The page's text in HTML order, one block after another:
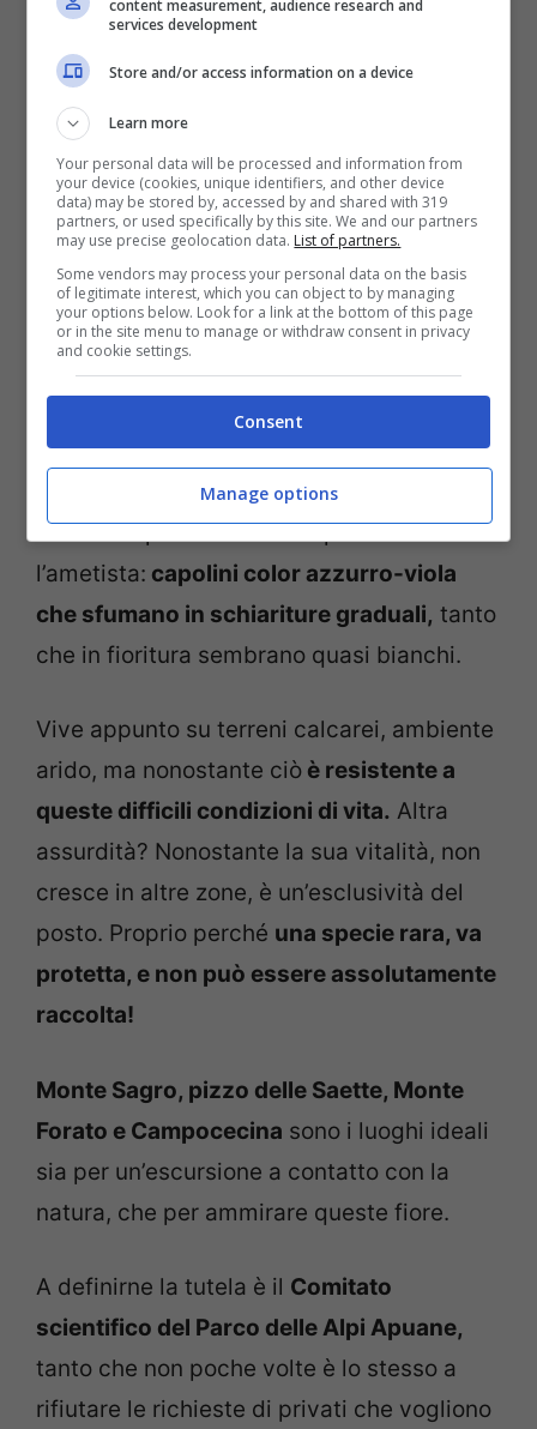
ViaggiNews.com
Il gioiello in questione è una
erbacea tipica delle Alpi Apuane.
nome scientifico è Globularia incanescens,
ma è nota comeVedovella delle Apuane.
Appartiene allaPlantaginaceae,ed è una
meraviglia esclusiva di questo luogo. Fiore
apprezzato dagli appassionati di trekking
e giardinaggio, può solo essere ammirato.
Si mostra come un fiore dal fusto corto e
legnoso con rametti erbacei ascendenti.
Ma sono i petali ad essere preziosi come
l’ametista: capolini color azzurro-viola
che sfumano in schiariture graduali, tanto
che in fioritura sembrano quasi bianchi.
Vive appunto su terreni calcarei, ambiente
arido, ma nonostante ciò è resistente a
queste difficili condizioni di vita. Altra
assurdità? Nonostante la sua vitalità, non
cresce in altre zone, è un’esclusività del
posto. Proprio perché una specie rara, va
protetta, e non può essere assolutamente
raccolta!
Monte Sagro, pizzo delle Saette, Monte
Forato e Campocecina sono i luoghi ideali
sia per un’escursione a contatto con la
natura, che per ammirare queste fiore.
A definirne la tutela è il Comitato
scientifico del Parco delle Alpi Apuane,
tanto che non poche volte è lo stesso a
rifiutare le richieste di privati che vogliono
content measurement, audience research and
services development
Store and/or access information on a device
Learn more
Your personal data will be processed and information from
your device (cookies, unique identifiers, and other device
data) may be stored by, accessed by and shared with 319
partners, or used specifically by this site. We and our partners
may use precise geolocation data. List of partners.
Some vendors may process your personal data on the basis
of legitimate interest, which you can object to by managing
your options below. Look for a link at the bottom of this page
or in the site menu to manage or withdraw consent in privacy
and cookie settings.
Consent
Manage options